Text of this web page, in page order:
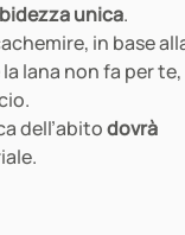
unica.
in base
lana non fa per te,
dell’abito dovrà